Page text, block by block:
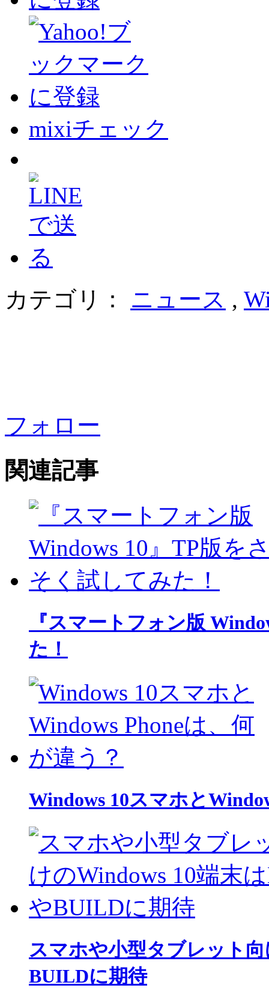
mixiチェック
カテゴリ： ニュース ,
フォロー
関連記事
『スマートフォン版
た！
Windows 10スマホと
スマホや小型タブレット
BUILDに期待